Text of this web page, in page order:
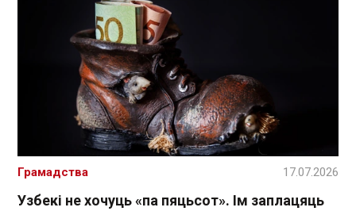
Узбекі не хочуць «па пяцьсот». Ім заплацяць
Грамадства 17.07.2026